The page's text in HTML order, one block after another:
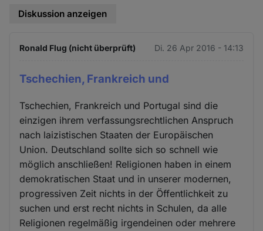
Diskussion anzeigen
Ronald Flug (nicht überprüft) Di. 26 Apr 2016 - 14:13
Tschechien, Frankreich und
Tschechien, Frankreich und Portugal sind die
einzigen ihrem verfassungsrechtlichen Anspruch
nach laizistischen Staaten der Europäischen
Union. Deutschland sollte sich so schnell wie
möglich anschließen! Religionen haben in einem
demokratischen Staat und in unserer modernen,
progressiven Zeit nichts in der Öffentlichkeit zu
suchen und erst recht nichts in Schulen, da alle
Religionen regelmäßig irgendeinen oder mehrere